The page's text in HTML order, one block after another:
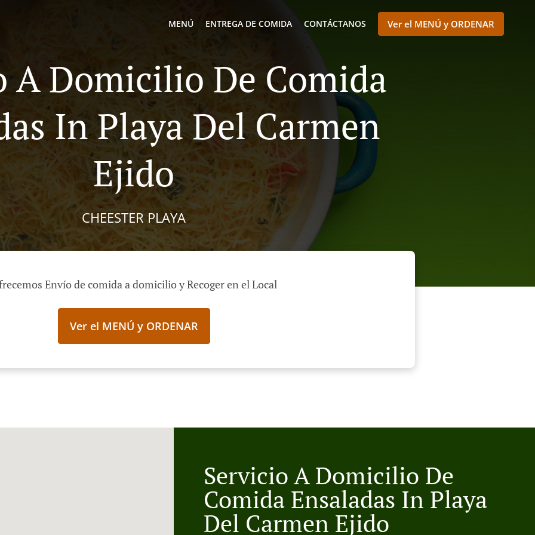
MENÚ ENTREGA DE COMIDA CONTÁCTANOS Ver el MENÚ y ORDENAR
A Domicilio De Comida
In Playa Del Carmen
Ejido
CHEESTER PLAYA
Envío de comida a domicilio y Recoger en el Local
Ver el MENÚ y ORDENAR
Servicio A Domicilio De
Comida Ensaladas In Playa
Del Carmen Ejido